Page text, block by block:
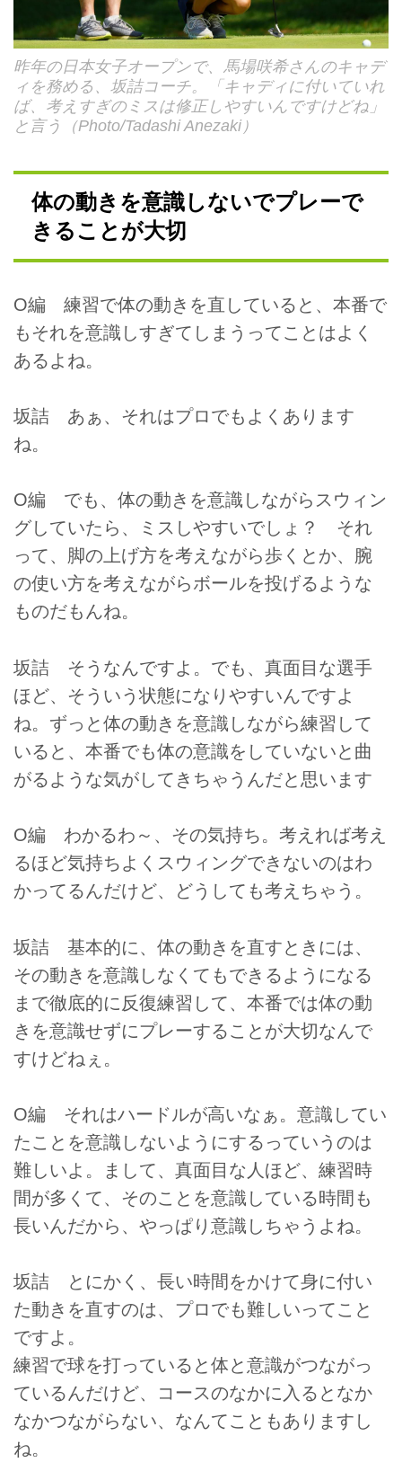
昨年の日本女子オープンで、馬場咲希さんのキャデ
ィを務める、坂詰コーチ。「キャディに付いていれ
ば、考えすぎのミスは修正しやすいんですけどね」
と言う（Photo/Tadashi Anezaki）
体の動きを意識しないでプレーで
きることが大切
O編 練習で体の動きを直していると、本番で
もそれを意識しすぎてしまうってことはよく
あるよね。
坂詰 あぁ、それはプロでもよくあります
ね。
O編 でも、体の動きを意識しながらスウィン
グしていたら、ミスしやすいでしょ？ それ
って、脚の上げ方を考えながら歩くとか、腕
の使い方を考えながらボールを投げるような
ものだもんね。
坂詰 そうなんですよ。でも、真面目な選手
ほど、そういう状態になりやすいんですよ
ね。ずっと体の動きを意識しながら練習して
いると、本番でも体の意識をしていないと曲
がるような気がしてきちゃうんだと思います
O編 わかるわ～、その気持ち。考えれば考え
るほど気持ちよくスウィングできないのはわ
かってるんだけど、どうしても考えちゃう。
坂詰 基本的に、体の動きを直すときには、
その動きを意識しなくてもできるようになる
まで徹底的に反復練習して、本番では体の動
きを意識せずにプレーすることが大切なんで
すけどねぇ。
O編 それはハードルが高いなぁ。意識してい
たことを意識しないようにするっていうのは
難しいよ。まして、真面目な人ほど、練習時
間が多くて、そのことを意識している時間も
長いんだから、やっぱり意識しちゃうよね。
坂詰 とにかく、長い時間をかけて身に付い
た動きを直すのは、プロでも難しいってこと
ですよ。
練習で球を打っていると体と意識がつながっ
ているんだけど、コースのなかに入るとなか
なかつながらない、なんてこともありますし
ね。